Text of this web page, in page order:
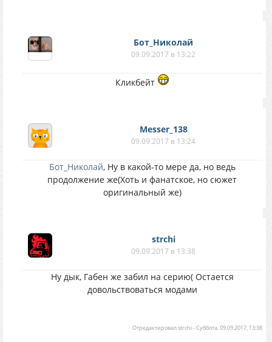
Бот_Николай
09.09.2017 в 13:22
Кликбейт
Messer_138
09.09.2017 в 13:24
Бот_Николай, Ну в какой-то мере да, но ведь
продолжение же(Хоть и фанатское, но сюжет
оригинальный же)
strchi
09.09.2017 в 13:38
Ну дык, Габен же забил на серию( Остается
довольствоваться модами
Отредактировалstrchi-Суббота, 09.09.2017, 13:38